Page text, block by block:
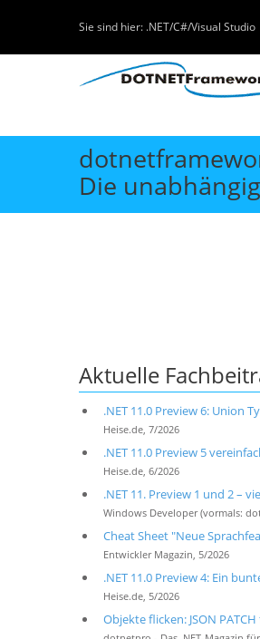
Sie sind hier: .NET/C#/Visual Studio
Die
Aktuelle
.NET 11.0 Preview 6: Union
Heise.de, 7/2026
.NET 11.0 Preview 5
Heise.de, 6/2026
.NET 11. Preview 1 und 2 –
Windows Developer (vormals:
Cheat Sheet "Neue
Entwickler Magazin, 5/2026
.NET 11.0 Preview 4: Ein
Heise.de, 5/2026
Objekte flicken: JSON